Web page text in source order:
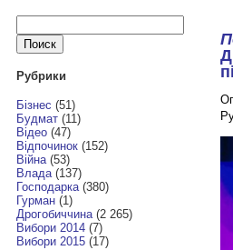
Найти:
Рубрики
Бізнес (51)
Будмат(11)
Відео(47)
Відпочинок(152)
Війна(53)
Влада(137)
Господарка(380)
Гурман(1)
Дрогобиччина(2 265)
Вибори 2014(7)
Вибори 2015(17)